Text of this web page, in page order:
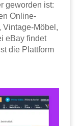
geworden ist:
Online-
Vintage-Möbel,
eBay findet
die Plattform